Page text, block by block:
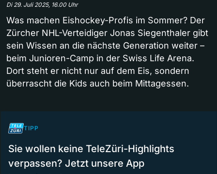
Di 29. Juli 2025, 16.00 Uhr
Was machen Eishockey-Profis im Sommer? Der
Zürcher NHL-Verteidiger Jonas Siegenthaler gibt
sein Wissen an die nächste Generation weiter –
beim Junioren-Camp in der Swiss Life Arena.
Dort steht er nicht nur auf dem Eis, sondern
überrascht die Kids auch beim Mittagessen.
TIPP
Sie wollen keine TeleZüri-Highlights
verpassen? Jetzt unsere App